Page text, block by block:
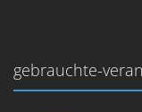
gebrauchte-